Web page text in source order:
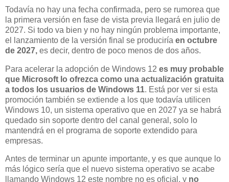
Todavía no hay una fecha confirmada, pero se rumorea que
la primera versión en fase de vista previa llegará en julio de
2027. Si todo va bien y no hay ningún problema importante,
el lanzamiento de la versión final se produciría en octubre
de 2027, es decir, dentro de poco menos de dos años.
Para acelerar la adopción de Windows 12 es muy probable
que Microsoft lo ofrezca como una actualización gratuita
a todos los usuarios de Windows 11. Está por ver si esta
promoción también se extiende a los que todavía utilicen
Windows 10, un sistema operativo que en 2027 ya se habrá
quedado sin soporte dentro del canal general, solo lo
mantendrá en el programa de soporte extendido para
empresas.
Antes de terminar un apunte importante, y es que aunque lo
más lógico sería que el nuevo sistema operativo se acabe
llamando Windows 12 este nombre no es oficial, y no